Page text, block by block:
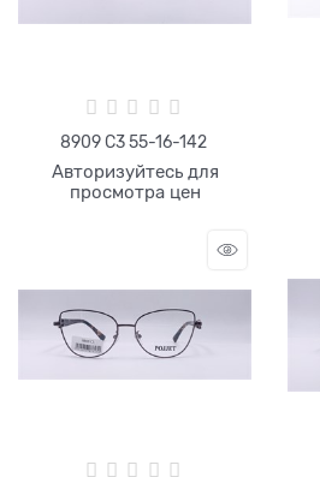
8909 C3 55-16-142
Авторизуйтесь для
просмотра цен